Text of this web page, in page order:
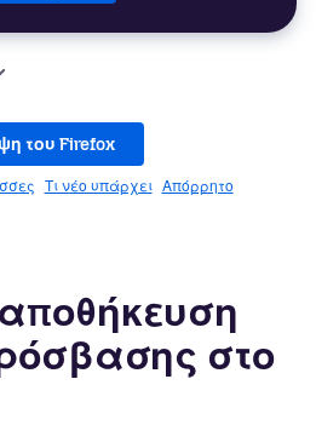
του Firefox
Τι νέο υπάρχει Απόρρητο
στο